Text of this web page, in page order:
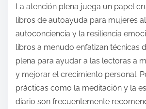
La atención plena juega un papel
libros de autoayuda para mujeres
autoconciencia y la resiliencia
libros a menudo enfatizan técnicas
plena para ayudar a las lectoras a
y mejorar el crecimiento personal.
prácticas como la meditación y la
diario son frecuentemente